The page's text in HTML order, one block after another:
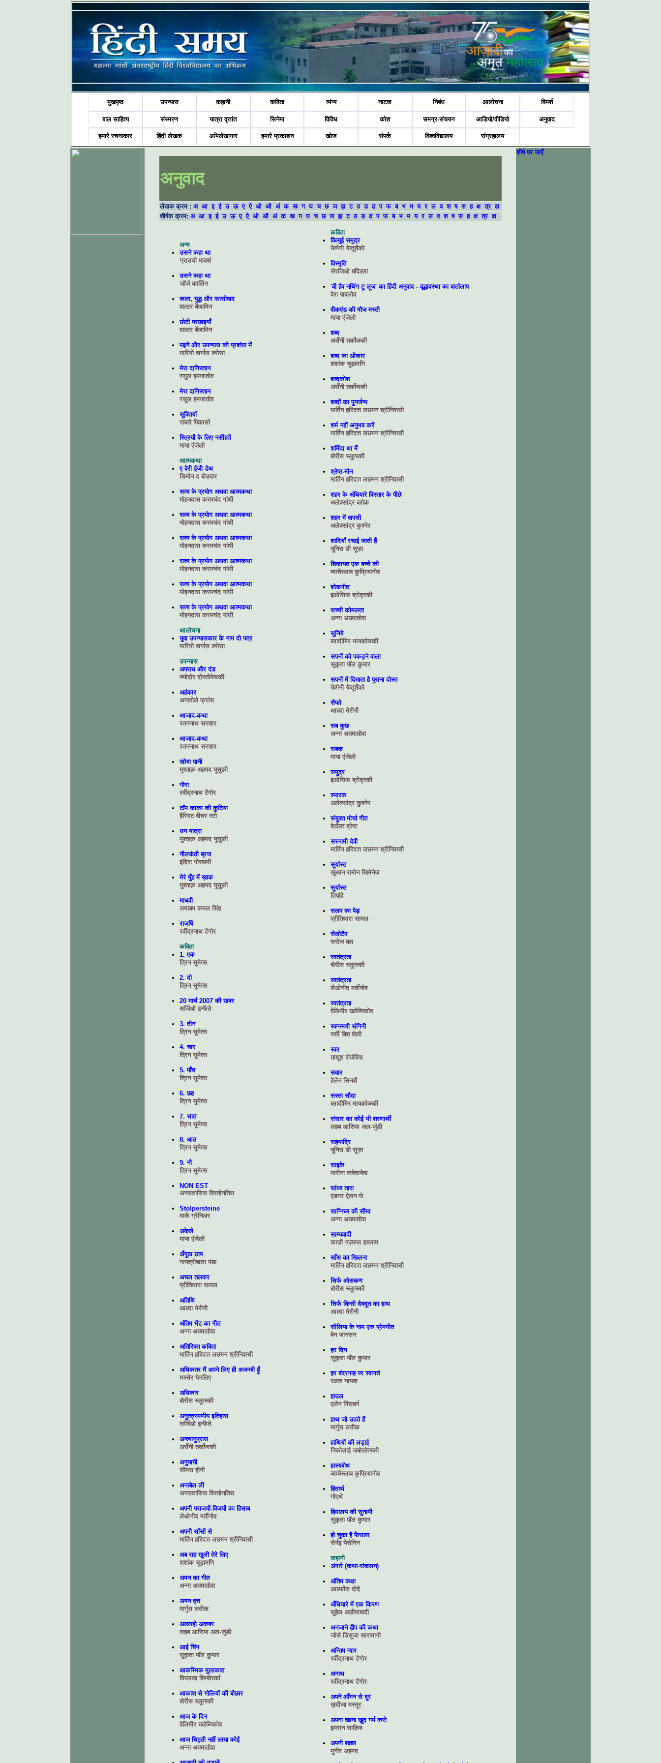
मुखपृष्ठ उपन्यास कहानी कविता व्यंग्य नाटक निबंध आलोचना विमर्श
बाल साहित्य संस्मरण यात्रा वृत्तांत सिनेमा विविध कोश समग्र-संचयन आडियो/वीडियो अनुवाद
हमारे रचनाकार हिंदी लेखक अभिलेखागार हमारे प्रकाशन खोज संपर्क विश्वविद्यालय संग्रहालय
अनुवाद
लेखक क्रम : अ आ इ ई उ ऊ ए ऐ ओ औ अं क ख ग घ च छ ज झ ट ठ ड ढ प फ ब भ म य र ल व श ष स ह क्ष त्र ज्ञ
शीर्षक क्रम: अ आ इ ई उ ऊ ए ऐ ओ औ अं क ख ग घ च छ ज झ ट ठ ड ढ प फ ब भ म य र ल व श ष स ह क्ष त्र ज्ञ
अन्य
उसने कहा था
ग्राउचो मार्क्स
उसने कहा था
जॉर्ज कार्लिन
कला, युद्ध और फासीवाद
वाल्टर बेंजामिन
छोटी परछाइयाँ
वाल्टर बेंजामिन
पढ़ने और उपन्यास की प्रशंसा में
मारियो वार्गास ल्योसा
मेरा दागिस्तान
रसूल हमजातोव
मेरा दागिस्तान
रसूल हमजातोव
सूक्तियाँ
पाब्लो पिकासो
स्त्रियों के लिए नसीहतें
माया एंजेलो
आत्मकथा
ए वेरी ईजी डेथ
सिमोन द बोउवार
सत्य के प्रयोग अथवा आत्मकथा
मोहनदास करमचंद गांधी
सत्य के प्रयोग अथवा आत्मकथा
मोहनदास करमचंद गांधी
सत्य के प्रयोग अथवा आत्मकथा
मोहनदास करमचंद गांधी
सत्य के प्रयोग अथवा आत्मकथा
मोहनदास करमचंद गांधी
सत्य के प्रयोग अथवा आत्मकथा
मोहनदास करमचंद गांधी
सत्य के प्रयोग अथवा आत्मकथा
मोहनदास करमचंद गांधी
आलोचना
युवा उपन्यासकार के नाम दो पत्र
मारियो वार्गास ल्योसा
उपन्यास
अपराध और दंड
फ्योदोर दोस्तोयेव्स्की
अहंकार
अनातोले फ्रांस
आजाद-कथा
रतननाथ सरशार
आजाद-कथा
रतननाथ सरशार
खोया पानी
मुश्ताक़ अहमद यूसुफ़ी
गोरा
रवींद्रनाथ टैगोर
टॉम काका की कुटिया
हैरियट वीचर स्टो
धन यात्रा
मुश्ताक़ अहमद यूसुफ़ी
नीलकंठी ब्रज
इंदिरा गोस्वामी
मेरे मुँह में ख़ाक
मुश्ताक़ अहमद यूसुफ़ी
माधवी
लमाबम कमल सिंह
राजर्षि
रवींद्रनाथ टैगोर
कविता
1. एक
त्रिन सूमेत्स
2. दो
त्रिन सूमेत्स
20 मार्च 2007 की खबर
सर्जिओ इन्फेंते
3. तीन
त्रिन सूमेत्स
4. चार
त्रिन सूमेत्स
5. पाँच
त्रिन सूमेत्स
6. छह
त्रिन सूमेत्स
7. सात
त्रिन सूमेत्स
8. आठ
त्रिन सूमेत्स
9. नौ
त्रिन सूमेत्स
NON EST
अनसतासिस विस्तोनतिस
Stolpersteine
मार्क ग्रेनिअर
अकेले
माया एंजेलो
अँगूठा छाप
गायत्रीबाला पंडा
अचल तलवार
प्रीतिधारा सामल
अतिथि
आल्दा मेरीनी
अंतिम भेंट का गीत
अन्ना अख्मातोवा
अतिरिक्त कविता
मार्तिन हरिदत्त लछमन श्रीनिवासी
अधिकतर मैं अपने लिए ही अजनबी हूँ
मस्सेर येनलिए
अधिकार
बोरीस स्‍लूत्‍स्‍की
अनुत्क्रमणीय इतिहास
सर्जिओ इन्फेंते
अन्‍त्‍यानुप्रास
अर्सेनी तर्कोव्‍स्‍की
अनुयायी
सीमस हीनी
अनाबेल ली
अनसतासिस विस्तोनतिस
अपनी पराजयों-विजयों का हिसाब
लेओनीद मर्तीनोव
अपनी साँसों से
मार्तिन हरिदत्त लछमन श्रीनिवासी
अब राह खुली तेरे लिए
शशांक चूड़ामणि
अमन का गीत
अन्ना अख्मातोवा
अयन वृत्त
मार्गुस लतीक
अल्लाहो अकबर
लहब आसिफ अल-जुंडी
आई चिंग
सुकृता पॉल कुमार
आकस्मिक मुलाकात
विस्लावा शिम्बोर्स्का
आकाश से गोलियों की बौछार
बोरीस स्‍लूत्‍स्‍की
आज के दिन
वेलिमीर ख्लेब्निकोव
आज चिट्ठी नहीं लाया कोई
अन्ना अख्मातोवा
कविता
विल्युई समुद्र
येव्‍गेनी येव्‍तूशेंको
विस्मृति
सेरजिओ बदिल्ला
'वी हैव नथिंग टू लूज' का हिंदी अनुवाद - वृद्धावस्था का वार्तालाप
वेरा पावलोव
वीकएंड की मौज मस्ती
माया एंजेलो
शब्द
अर्सेनी तर्कोव्‍स्‍की
शब्द का ओंकार
शशांक चूड़ामणि
शब्दकोश
अर्सेनी तर्कोव्‍स्‍की
शब्दों का पुनर्जन्म
मार्तिन हरिदत्त लछमन श्रीनिवासी
शर्म नहीं अनुभव करें
मार्तिन हरिदत्त लछमन श्रीनिवासी
शर्मिंदा था मैं
बोरीस स्‍लूत्‍स्‍की
श्रेष्ठ-मौन
मार्तिन हरिदत्त लछमन श्रीनिवासी
शहर के अंधियारे विस्तार के पीछे
अलेक्सांद्र ब्लोक
शहर में वापसी
अलेक्सांद्र कुश्नेर
शादियाँ रचाई जाती हैं
यूनिस डी सूज़ा
शिकायत एक बच्चे की
व्‍याचेस्‍लाव कुप्रियानोव
शोकगीत
इओसिफ ब्रोद्स्‍की
सच्ची कोमलता
अन्ना अख्मातोवा
सुनिये
ब्लादीमिर मायकोव्स्की
सपनों को पकड़ने वाला
सुकृता पॉल कुमार
सपनों में दिखता है पुराना दोस्त
येव्‍गेनी येव्‍तूशेंको
सैफो
आल्दा मेरीनी
सब कुछ
अन्ना अख्मातोवा
सबक
माया एंजेलो
समुद्र
इओसिफ ब्रोद्स्‍की
स्मारक
अलेक्सांद्र कुश्नेर
संयुक्त मोर्चा गीत
बेर्टोल्ट ब्रेष्ट
सरनामी देवी
मार्तिन हरिदत्त लछमन श्रीनिवासी
सूर्यास्त
खुआन रामोन खिमेनेज
सूर्यास्त
तियांहे
सलप का पेड़
प्रीतिधारा सामल
सेलोटैप
सरोज बल
स्वतंत्रता
बोरीस स्‍लूत्‍स्‍की
स्वतंत्रता
लेओनीद मर्तीनोव
स्वतंत्रता
वेलिमीर ख्लेब्निकोव
स्वप्नमयी संगिनी
पर्सी बिश शेली
स्वर
ताद्यूश रोजेविच
सवार
हेलेन सिनर्वो
सस्ता सौदा
ब्लादीमिर मायकोव्स्की
संसार का कोई भी शरणार्थी
लहब आसिफ अल-जुंडी
सहयाद्रि
यूनिस डी सूज़ा
साइके
मारीना त्स्वेतायेवा
सांध्य तारा
एडगर ऐलन पो
सान्निध्य की सीमा
अन्ना अख्मातोवा
साम्यवादी
काज़ी नज़रुल इस्लाम
साँस का खिलना
मार्तिन हरिदत्त लछमन श्रीनिवासी
सिर्फ ओसकण
बोरीस स्‍लूत्‍स्‍की
सिर्फ किसी देवदूत का हाथ
आल्दा मेरीनी
सीलिया के नाम एक प्रेमगीत
बेन जानसन
हर दिन
सुकृता पॉल कुमार
हर बंदरगाह पर स्वागतं
रक्षक नायक
हाउल
एलेन गिंसबर्ग
हाथ जो उठते हैं
मार्गुस लतीक
हाथियों की लड़ाई
निकोलाई जबोलोत्स्की
हास्यबोध
व्‍याचेस्‍लाव कुप्रियानोव
हितार्थ
गोएथे
हिमालय की सुनामी
सुकृता पॉल कुमार
हो चुका है फैसला
सेर्गइ येसेनिन
कहानी
अंगारे (कथा-संकलन)
अंतिम कक्षा
आल्फोंस दोदे
अँधियारे में एक किरण
सुहेल अज़ीमाबादी
अनजाने द्वीप की कथा
जोसे डिसूजा सारामागो
अन्तिम प्यार
रवींद्रनाथ टैगोर
अनाथ
रवींद्रनाथ टैगोर
अपने आँगन से दूर
ख़दीजा मस्तूर
अपना खाना ख़ुद गर्म करो
इमरान साक़िब
अपनी शक़्ल
मुनीर अहमद
शीर्ष पर जाएँ